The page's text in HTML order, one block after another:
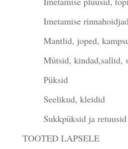
Imetamise
Mantlid, joped,
Mütsid, kindad,sallid,
Püksid
Seelikud, kleidid
Sukkpüksid ja retuusid
TOOTED LAPSELE